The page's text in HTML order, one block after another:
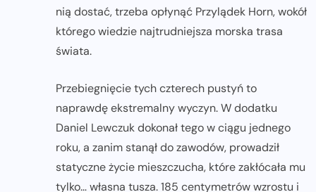
nią dostać, trzeba opłynąć Przylądek Horn, wokół
którego wiedzie najtrudniejsza morska trasa
świata.
Przebiegnięcie tych czterech pustyń to
naprawdę ekstremalny wyczyn. W dodatku
Daniel Lewczuk dokonał tego w ciągu jednego
roku, a zanim stanął do zawodów, prowadził
statyczne życie mieszczucha, które zakłócała mu
tylko… własna tusza. 185 centymetrów wzrostu i